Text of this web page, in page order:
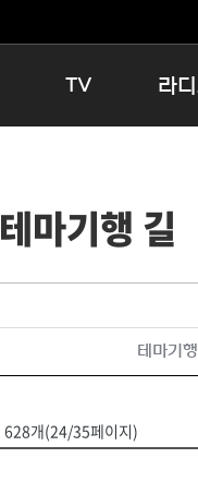
TV
인생내컷
테마기행 길
시청자 FLEX
라
16:00
우리 고
테마기행 길
테마기
628개(24/35페이지)